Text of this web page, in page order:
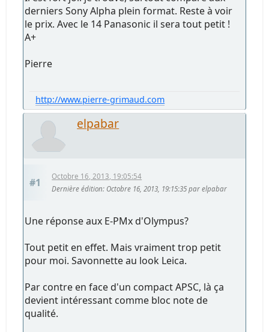
derniers Sony Alpha plein format. Reste à voir
le prix. Avec le 14 Panasonic il sera tout petit !
A+
Pierre
http://www.pierre-grimaud.com
elpabar
#1
Octobre 16, 2013, 19:05:54
Dernière édition: Octobre 16, 2013, 19:15:35 par elpabar
Une réponse aux E-PMx d'Olympus?
Tout petit en effet. Mais vraiment trop petit
pour moi. Savonnette au look Leica.
Par contre en face d'un compact APSC, là ça
devient intéressant comme bloc note de
qualité.